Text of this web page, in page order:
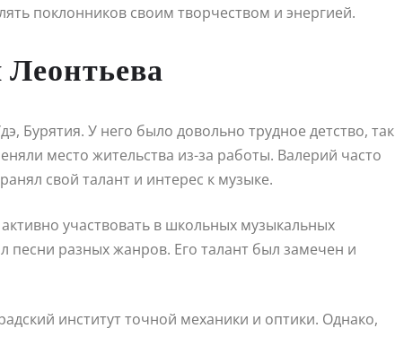
поклонников своим творчеством и энергией.
Бурятия. У него было довольно трудное детство, так
место жительства из-за работы. Валерий часто
свой талант и интерес к музыке.
участвовать в школьных музыкальных
песни разных жанров. Его талант был замечен и
институт точной механики и оптики. Однако,